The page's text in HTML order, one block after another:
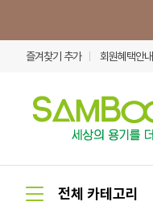
즐겨찾기 추가 회원혜택안내